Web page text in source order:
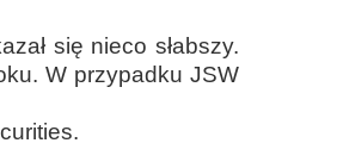
się nieco słabszy.
W przypadku JSW